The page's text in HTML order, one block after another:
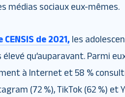
médias sociaux eux-mêmes.
de 2021, les
qu’auparavant. Parmi
à Internet et 58 %
(72 %), TikTok (62 %) et